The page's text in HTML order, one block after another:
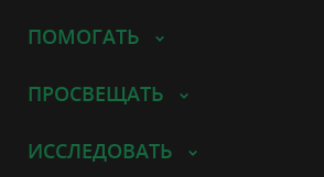
ПОМОГАТЬ
ПРОСВЕЩАТЬ
ИССЛЕДОВАТЬ